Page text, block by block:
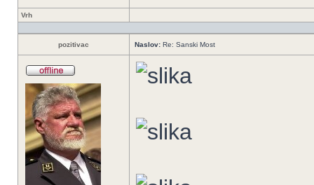
Vrh
pozitivac Naslov: Re: Sanski Most